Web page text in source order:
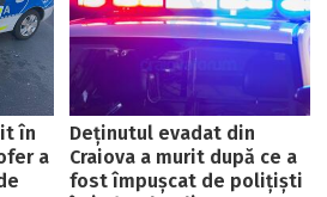
în
a
Deținutul evadat din
Craiova a murit după ce a
fost împușcat de polițiști